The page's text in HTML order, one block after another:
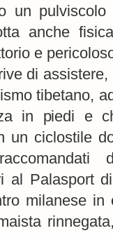
un
anche
e
di
tibetano,
in piedi e
un ciclostile
al Palasport
milanese